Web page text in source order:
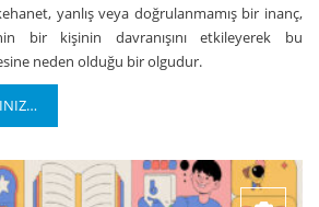
yanlış veya doğrulanmamış bir inanç,
bir kişinin davranışını etkileyerek bu
neden olduğu bir olgudur.